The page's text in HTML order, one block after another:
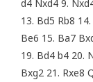
d4 Nxd4 9.
13. Bd5 Rb8
Be6 15. Ba7
19. Bd4 b4 20.
Bxg2 21. Rxe8